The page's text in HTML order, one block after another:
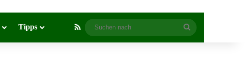
Tipps RSS Suchen
nach